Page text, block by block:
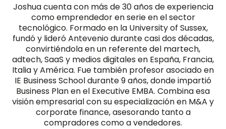
Joshua cuenta con más de 30 años de experiencia
como emprendedor en serie en el sector
tecnológico. Formado en la University of Sussex,
fundó y lideró Antevenio durante casi dos décadas,
convirtiéndola en un referente del martech,
adtech, SaaS y medios digitales en España, Francia,
Italia y América. Fue también profesor asociado en
IE Business School durante 9 años, donde impartió
Business Plan en el Executive EMBA. Combina esa
visión empresarial con su especialización en M&A y
corporate finance, asesorando tanto a
compradores como a vendedores.